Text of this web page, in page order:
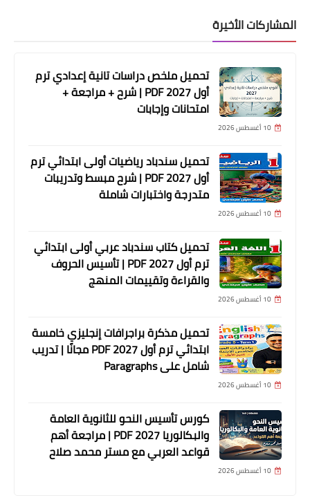
المشاركات الأخيرة
تحميل ملخص دراسات تانية إعدادي ترم
أول 2027 PDF | شرح + مراجعة +
امتحانات وإجابات
10 أغسطس 2026
تحميل سندباد رياضيات أولى ابتدائي ترم
أول 2027 PDF | شرح مبسط وتدريبات
متدرجة واختبارات شاملة
10 أغسطس 2026
تحميل كتاب سندباد عربي أولى ابتدائي
ترم أول 2027 PDF | تأسيس الحروف
والقراءة وتقييمات المنهج
10 أغسطس 2026
تحميل مذكرة براجرافات إنجليزي خامسة
ابتدائي ترم أول 2027 PDF مجانًا | تدريب
شامل على Paragraphs
10 أغسطس 2026
كورس تأسيس النحو للثانوية العامة
والبكالوريا 2027 PDF | مراجعة أهم
قواعد العربي مع مستر محمد صلاح
10 أغسطس 2026